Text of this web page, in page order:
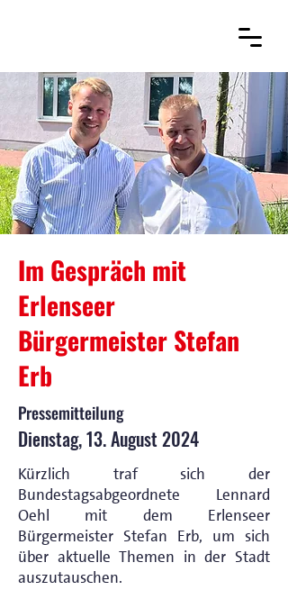
Im Gespräch mit
Erlenseer
Bürgermeister Stefan
Erb
Pressemitteilung
Dienstag, 13. August 2024
Kürzlich traf sich der
Bundestagsabgeordnete Lennard
Oehl mit dem Erlenseer
Bürgermeister Stefan Erb, um sich
über aktuelle Themen in der Stadt
auszutauschen.